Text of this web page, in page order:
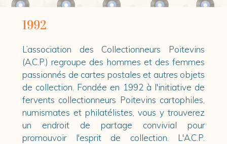
1992
L’association des Collectionneurs Poitevins
(A.C.P.) regroupe des hommes et des femmes
passionnés de cartes postales et autres objets
de collection. Fondée en 1992 à l'initiative de
fervents collectionneurs Poitevins cartophiles,
numismates et philatélistes, vous y trouverez
un endroit de partage convivial pour
promouvoir l'esprit de collection. L'A.C.P.